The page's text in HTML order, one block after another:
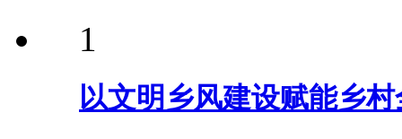
1
以文明乡风建设赋能乡